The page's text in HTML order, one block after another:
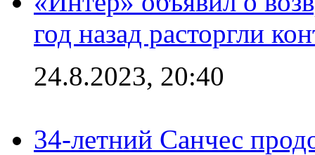
год назад расторгли
24.8.2023, 20:40
34-летний Санчес